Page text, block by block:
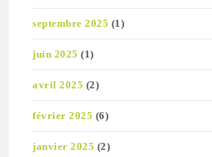
septembre 2025 (1)
juin 2025 (1)
avril 2025 (2)
février 2025 (6)
janvier 2025 (2)